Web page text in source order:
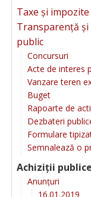
Taxe și impozite
Transparență
public
Concursuri
Acte de interes
Vanzare teren
Buget
Rapoarte de
Dezbateri
Formulare
Semnalează o
Achiziții publice
Anunțuri
16.01.2019